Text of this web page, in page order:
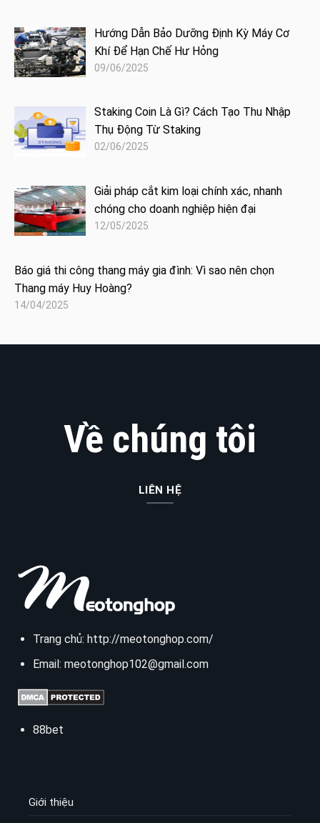
Hướng Dẫn Bảo Dưỡng Định Kỳ Máy Cơ
Khí Để Hạn Chế Hư Hỏng
09/06/2025
Staking Coin Là Gì? Cách Tạo Thu Nhập
Thụ Động Từ Staking
02/06/2025
Giải pháp cắt kim loại chính xác, nhanh
chóng cho doanh nghiệp hiện đại
12/05/2025
Báo giá thi công thang máy gia đình: Vì sao nên chọn
Thang máy Huy Hoàng?
14/04/2025
Về chúng tôi
LIÊN HỆ
Trang chủ: http://meotonghop.com/
Email: meotonghop102@gmail.com
88bet
Giới thiệu